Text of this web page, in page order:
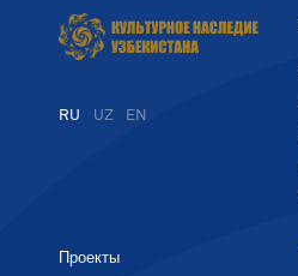
RU UZ EN
Проекты